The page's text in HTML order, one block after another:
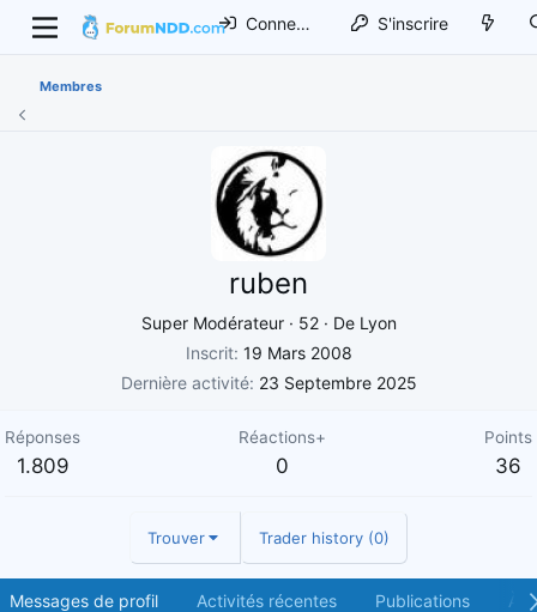
Connexion S'inscrire
Membres
ruben
Super Modérateur · 52 · De Lyon
Inscrit 19 Mars 2008
Dernière activité 23 Septembre 2025
Réponses
1.809
Réactions+
0
Points
36
Trouver Trader history (0)
Messages de profil Activités récentes Publications À